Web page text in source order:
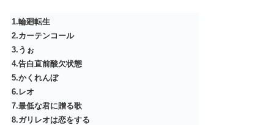
1.輪廻転生
2.カーテンコール
3.うぉ
4.告白直前酸欠状態
5.かくれんぼ
6.レオ
7.最低な君に贈る歌
8.ガリレオは恋をする